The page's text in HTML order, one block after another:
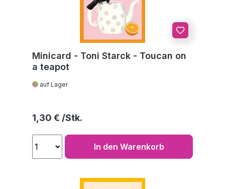
Minicard - Toni Starck - Toucan on
a teapot
auf Lager
Regulärer Preis:
1,30 €
In den Warenkorb